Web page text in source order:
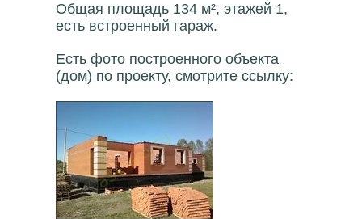
Общая площадь 134 м², этажей 1,
есть встроенный гараж.
Есть фото построенного объекта
(дом) по проекту, смотрите ссылку: